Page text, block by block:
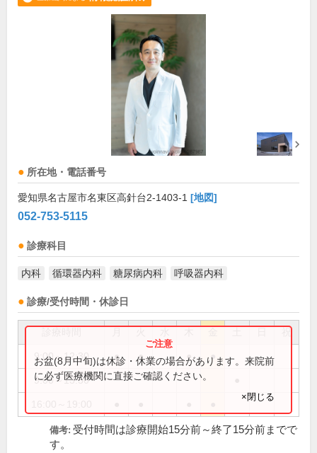
所在地・電話番号
愛知県名古屋市名東区高針台2-1403-1 [地図]
052-753-5115
診療科目
内科 循環器内科 糖尿病内科 呼吸器内科
診療/受付時間・休診日
祝
9:00～12:30 ● ● ● ●
9:00～13:30
お盆(8月中旬)は休診・休業の場合があります。来院前
に必ず医療機関に直接ご確認ください。
×閉じる
備考: 受付時間は診療開始15分前～終了15分前までで
す。